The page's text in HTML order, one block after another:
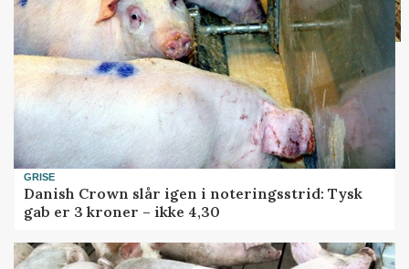
GRISE
Danish Crown slår igen i noteringsstrid: Tysk
gab er 3 kroner – ikke 4,30